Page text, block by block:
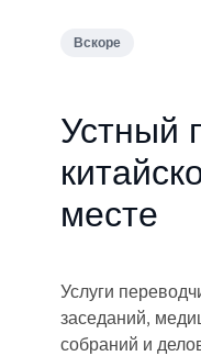
Вскоре
Устный
месте
Услуги
заседаний,
собраний и